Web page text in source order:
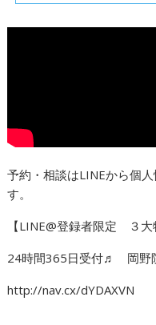
予約・相談はLINEから個
す。
【LINE@登録者限定 ３大
24時間365日受付♬ 岡野
http://nav.cx/dYDAXVN